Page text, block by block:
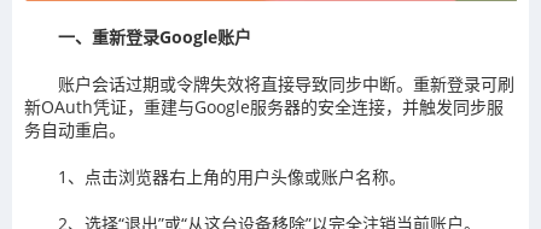
一、重新登录Google账户
账户会话过期或令牌失效将直接导致同步中断。重新登录可刷
新OAuth凭证，重建与Google服务器的安全连接，并触发同步服
务自动重启。
1、点击浏览器右上角的用户头像或账户名称。
2、选择“退出”或“从这台设备移除”以完全注销当前账户。